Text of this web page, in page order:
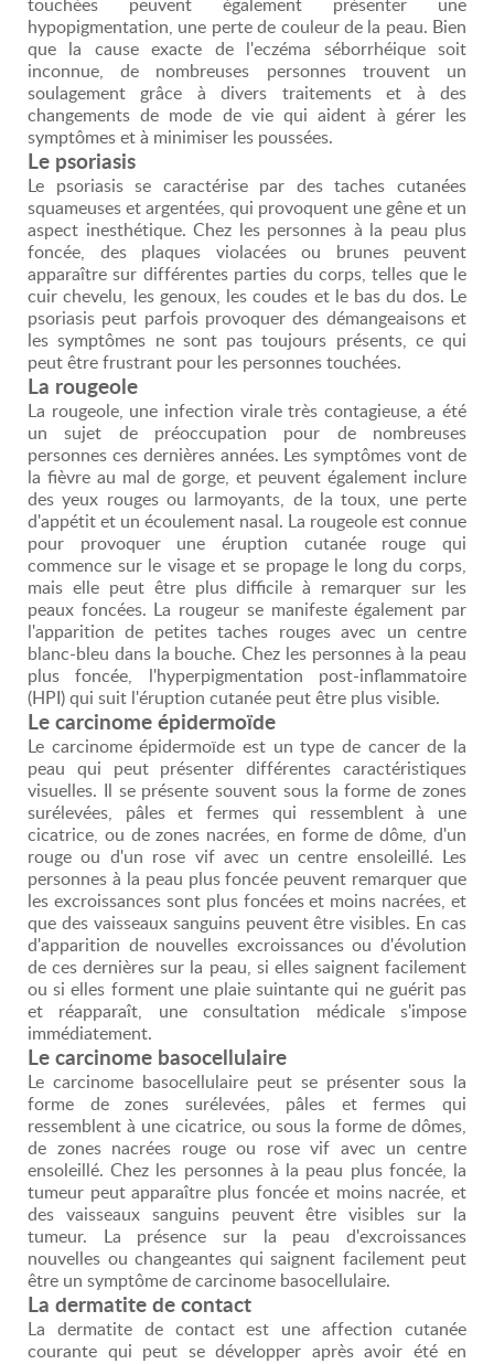
hypopigmentation, une perte de couleur de la peau. Bien
que la cause exacte de l'eczéma séborrhéique soit
inconnue, de nombreuses personnes trouvent un
soulagement grâce à divers traitements et à des
changements de mode de vie qui aident à gérer les
symptômes et à minimiser les poussées.
Le psoriasis
Le psoriasis se caractérise par des taches cutanées
squameuses et argentées, qui provoquent une gêne et un
aspect inesthétique. Chez les personnes à la peau plus
foncée, des plaques violacées ou brunes peuvent
apparaître sur différentes parties du corps, telles que le
cuir chevelu, les genoux, les coudes et le bas du dos. Le
psoriasis peut parfois provoquer des démangeaisons et
les symptômes ne sont pas toujours présents, ce qui
peut être frustrant pour les personnes touchées.
La rougeole
La rougeole, une infection virale très contagieuse, a été
un sujet de préoccupation pour de nombreuses
personnes ces dernières années. Les symptômes vont de
la fièvre au mal de gorge, et peuvent également inclure
des yeux rouges ou larmoyants, de la toux, une perte
d'appétit et un écoulement nasal. La rougeole est connue
pour provoquer une éruption cutanée rouge qui
commence sur le visage et se propage le long du corps,
mais elle peut être plus difficile à remarquer sur les
peaux foncées. La rougeur se manifeste également par
l'apparition de petites taches rouges avec un centre
blanc-bleu dans la bouche. Chez les personnes à la peau
plus foncée, l'hyperpigmentation post-inflammatoire
(HPI) qui suit l'éruption cutanée peut être plus visible.
Le carcinome épidermoïde
Le carcinome épidermoïde est un type de cancer de la
peau qui peut présenter différentes caractéristiques
visuelles. Il se présente souvent sous la forme de zones
surélevées, pâles et fermes qui ressemblent à une
cicatrice, ou de zones nacrées, en forme de dôme, d'un
rouge ou d'un rose vif avec un centre ensoleillé. Les
personnes à la peau plus foncée peuvent remarquer que
les excroissances sont plus foncées et moins nacrées, et
que des vaisseaux sanguins peuvent être visibles. En cas
d'apparition de nouvelles excroissances ou d'évolution
de ces dernières sur la peau, si elles saignent facilement
ou si elles forment une plaie suintante qui ne guérit pas
et réapparaît, une consultation médicale s'impose
immédiatement.
Le carcinome basocellulaire
Le carcinome basocellulaire peut se présenter sous la
forme de zones surélevées, pâles et fermes qui
ressemblent à une cicatrice, ou sous la forme de dômes,
de zones nacrées rouge ou rose vif avec un centre
ensoleillé. Chez les personnes à la peau plus foncée, la
tumeur peut apparaître plus foncée et moins nacrée, et
des vaisseaux sanguins peuvent être visibles sur la
tumeur. La présence sur la peau d'excroissances
nouvelles ou changeantes qui saignent facilement peut
être un symptôme de carcinome basocellulaire.
La dermatite de contact
La dermatite de contact est une affection cutanée
courante qui peut se développer après avoir été en